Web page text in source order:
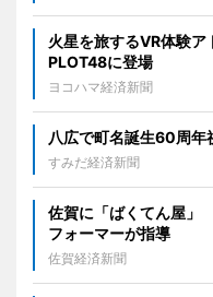
火星を旅するVR体験
PLOT48に登場
ヨコハマ経済新聞
八広で町名誕生60周
すみだ経済新聞
佐賀に「ばくてん屋」
フォーマーが指導
佐賀経済新聞